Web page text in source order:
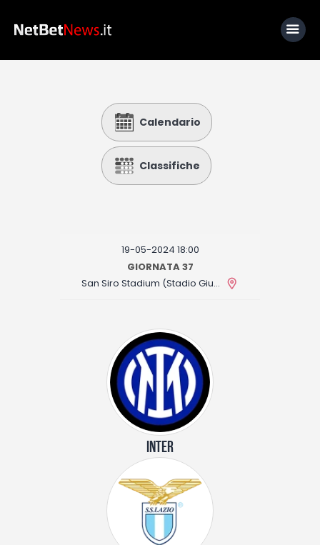
Calcio
Basket
Fantacalcio
I consigli di Giulia
Calendario
Classifiche
19-05-2024 18:00
GIORNATA 37
San Siro Stadium (Stadio Giuseppe Meazza)
INTER